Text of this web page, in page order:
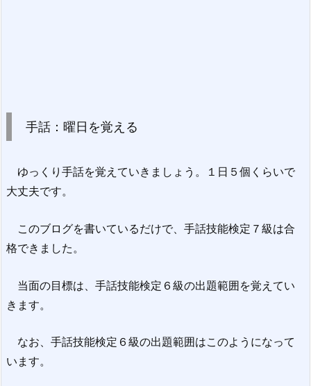
手話：曜日を覚える
ゆっくり手話を覚えていきましょう。１日５個くらいで
大丈夫です。
このブログを書いているだけで、手話技能検定７級は合
格できました。
当面の目標は、手話技能検定６級の出題範囲を覚えてい
きます。
なお、手話技能検定６級の出題範囲はこのようになって
います。